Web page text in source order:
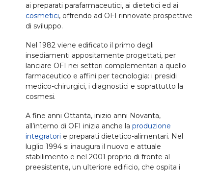
ai preparati parafarmaceutici, ai dietetici ed ai
cosmetici, offrendo ad OFI rinnovate prospettive
di sviluppo.
Nel 1982 viene edificato il primo degli
insediamenti appositamente progettati, per
lanciare OFI nei settori complementari a quello
farmaceutico e affini per tecnologia: i presidi
medico-chirurgici, i diagnostici e soprattutto la
cosmesi.
A fine anni Ottanta, inizio anni Novanta,
all’interno di OFI inizia anche la produzione
integratori e preparati dietetico-alimentari. Nel
luglio 1994 si inaugura il nuovo e attuale
stabilimento e nel 2001 proprio di fronte al
preesistente, un ulteriore edificio, che ospita i